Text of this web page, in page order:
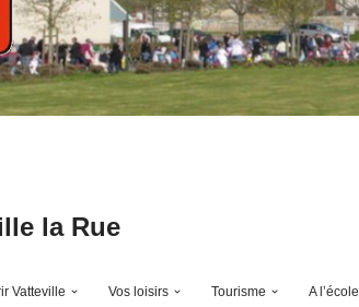
la Rue
Vatteville Vos loisirs Tourisme A l’école